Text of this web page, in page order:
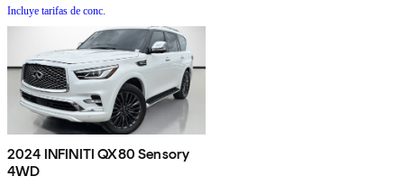
Incluye tarifas de conc.
2024 INFINITI QX80 Sensory
4WD